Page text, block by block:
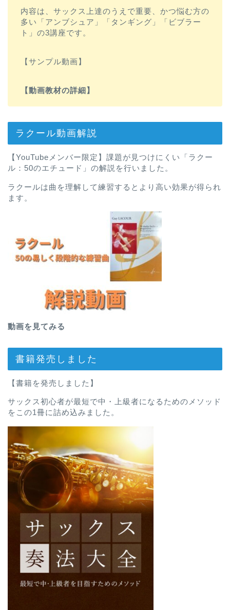
内容は、サックス上達のうえで重要、かつ悩む方の
多い「アンブシュア」「タンギング」「ビブラー
ト」の3講座です。
【サンプル動画】
【動画教材の詳細】
ラクール動画解説
【YouTubeメンバー限定】課題が見つけにくい「ラクー
ル：50のエチュード」の解説を行いました。
ラクールは曲を理解して練習するとより高い効果が得られ
ます。
動画を見てみる
書籍発売しました
【書籍を発売しました】
サックス初心者が最短で中・上級者になるためのメソッド
をこの1冊に詰め込みました。